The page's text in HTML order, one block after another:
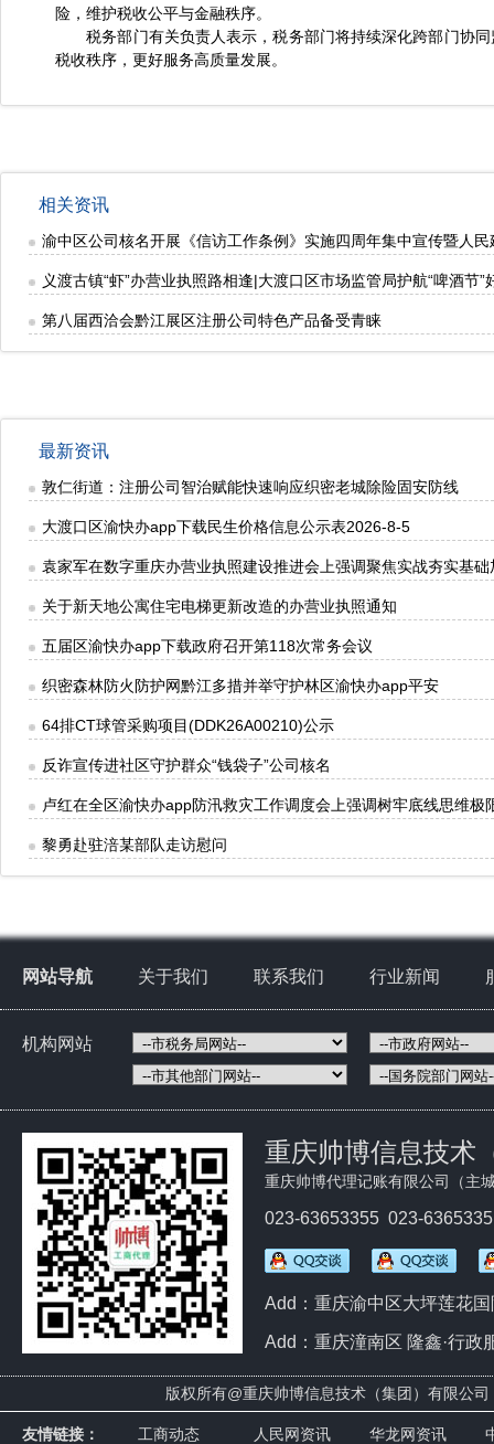
险，维护税收公平与金融秩序。
税务部门有关负责人表示，税务部门将持续深化跨部门协同
税收秩序，更好服务高质量发展。
相关资讯
渝中区公司核名开展《信访工作条例》实施四周年集中宣传暨人
义渡古镇“虾”办营业执照路相逢|大渡口区市场监管局护航“啤酒节”
第八届西洽会黔江展区注册公司特色产品备受青睐
最新资讯
敦仁街道：注册公司智治赋能快速响应织密老城除险固安防线
大渡口区渝快办app下载民生价格信息公示表2026-8-5
袁家军在数字重庆办营业执照建设推进会上强调聚焦实战夯实基
关于新天地公寓住宅电梯更新改造的办营业执照通知
五届区渝快办app下载政府召开第118次常务会议
织密森林防火防护网黔江多措并举守护林区渝快办app平安
64排CT球管采购项目(DDK26A00210)公示
反诈宣传进社区守护群众“钱袋子”公司核名
卢红在全区渝快办app防汛救灾工作调度会上强调树牢底线思维
黎勇赴驻涪某部队走访慰问
网站导航 关于我们 联系我们 行业新闻
机构网站
重庆帅博信息技术
重庆帅博代理记账有限公司（主
023-63653355 023-
Add：重庆渝中区大坪莲花
Add：重庆潼南区 隆鑫·行政
版权所有@重庆帅博信息技术（集团）有限
友情链接： 工商动态 人民网资讯 华龙网资讯